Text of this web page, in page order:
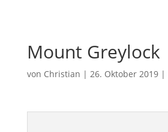
Mount Greylock
von Christian | 26. Oktober 2019|